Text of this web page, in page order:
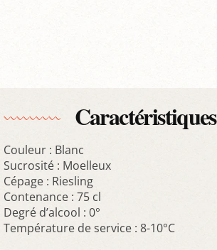
Caractéristiques
Couleur : Blanc
Sucrosité : Moelleux
Cépage : Riesling
Contenance : 75 cl
Degré d’alcool : 0°
Température de service : 8-10°C